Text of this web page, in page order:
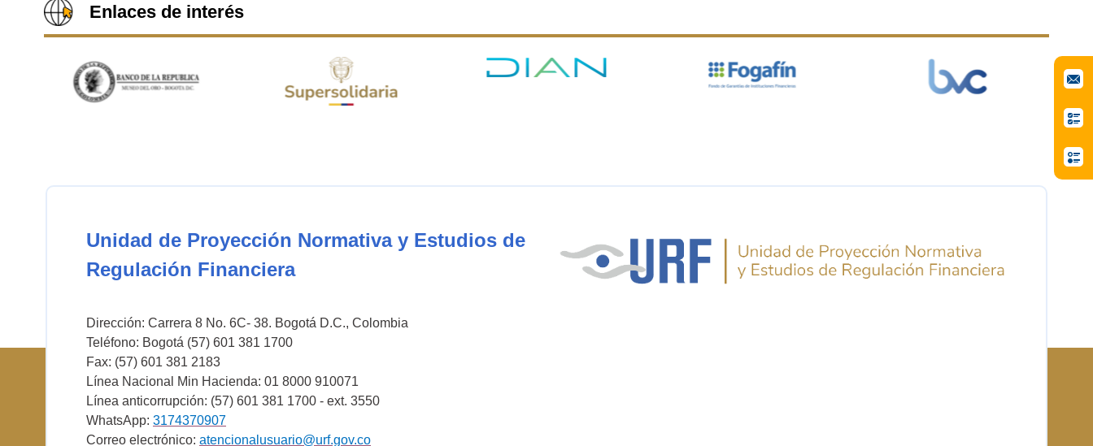
Enlaces de interés
Unidad de Proyección Normativa y Estudios de
Regulación Financiera
Dirección: Carrera 8 No. 6C- 38. Bogotá D.C., Colombia
Teléfono: Bogotá (57) 601 381 1700
Fax: (57) 601 381 2183
Línea Nacional Min Hacienda: 01 8000 910071
Línea anticorrupción: (57) 601 381 1700 - ext. 3550
WhatsApp: 3174370907
Correo electrónico: atencionalusuario@urf.gov.co